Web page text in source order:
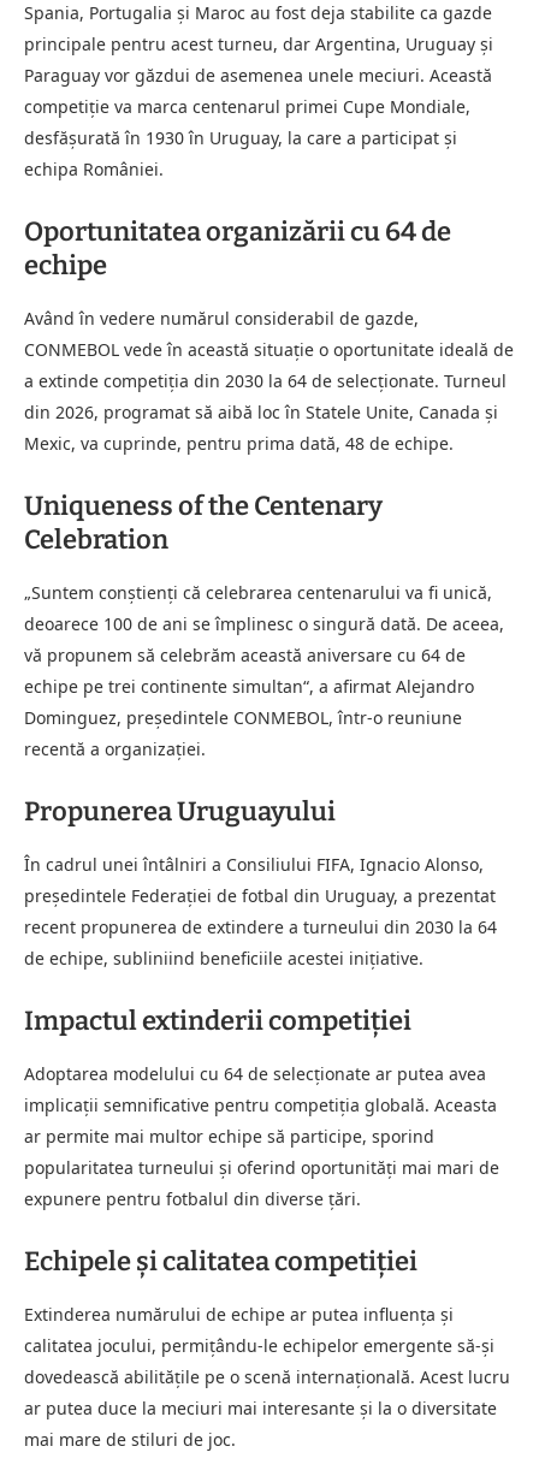
Spania, Portugalia și Maroc au fost deja stabilite ca gazde
principale pentru acest turneu, dar Argentina, Uruguay și
Paraguay vor găzdui de asemenea unele meciuri. Această
competiție va marca centenarul primei Cupe Mondiale,
desfășurată în 1930 în Uruguay, la care a participat și
echipa României.
Oportunitatea organizării cu 64 de
echipe
Având în vedere numărul considerabil de gazde,
CONMEBOL vede în această situație o oportunitate ideală de
a extinde competiția din 2030 la 64 de selecționate. Turneul
din 2026, programat să aibă loc în Statele Unite, Canada și
Mexic, va cuprinde, pentru prima dată, 48 de echipe.
Uniqueness of the Centenary
Celebration
„Suntem conștienți că celebrarea centenarului va fi unică,
deoarece 100 de ani se împlinesc o singură dată. De aceea,
vă propunem să celebrăm această aniversare cu 64 de
echipe pe trei continente simultan“, a afirmat Alejandro
Dominguez, președintele CONMEBOL, într-o reuniune
recentă a organizației.
Propunerea Uruguayului
În cadrul unei întâlniri a Consiliului FIFA, Ignacio Alonso,
președintele Federației de fotbal din Uruguay, a prezentat
recent propunerea de extindere a turneului din 2030 la 64
de echipe, subliniind beneficiile acestei inițiative.
Impactul extinderii competiției
Adoptarea modelului cu 64 de selecționate ar putea avea
implicații semnificative pentru competiția globală. Aceasta
ar permite mai multor echipe să participe, sporind
popularitatea turneului și oferind oportunități mai mari de
expunere pentru fotbalul din diverse țări.
Echipele și calitatea competiției
Extinderea numărului de echipe ar putea influența și
calitatea jocului, permițându-le echipelor emergente să-și
dovedească abilitățile pe o scenă internațională. Acest lucru
ar putea duce la meciuri mai interesante și la o diversitate
mai mare de stiluri de joc.